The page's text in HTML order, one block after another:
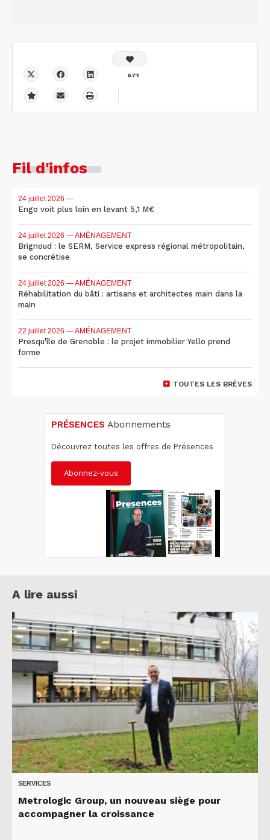
671
Fil d'infos
24 juillet 2026 —
Engo voit plus loin en levant 5,1 M€
24 juillet 2026 — AMÉNAGEMENT
Brignoud : le SERM, Service express régional métropolitain,
se concrétise
24 juillet 2026 — AMÉNAGEMENT
Réhabilitation du bâti : artisans et architectes main dans la
main
22 juillet 2026 — AMÉNAGEMENT
Presqu'île de Grenoble : le projet immobilier Yello prend
forme
TOUTES LES BRÈVES
PRÉSENCES Abonnements
Découvrez toutes les offres de Présences
Abonnez-vous
A lire aussi
SERVICES
Metrologic Group, un nouveau siège pour
accompagner la croissance